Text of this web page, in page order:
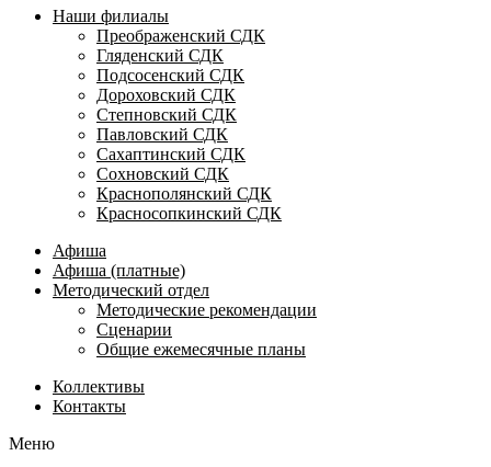
Наши филиалы
Преображенский СДК
Гляденский СДК
Подсосенский СДК
Дороховский СДК
Степновский СДК
Павловский СДК
Сахаптинский СДК
Сохновский СДК
Краснополянский СДК
Красносопкинский СДК
Афиша
Афиша (платные)
Методический отдел
Методические рекомендации
Сценарии
Общие ежемесячные планы
Коллективы
Контакты
Меню